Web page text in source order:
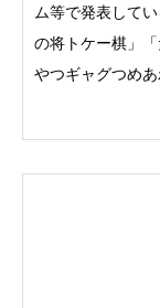
ム等で発表して
の将トケー棋」
やつギャグつめあ